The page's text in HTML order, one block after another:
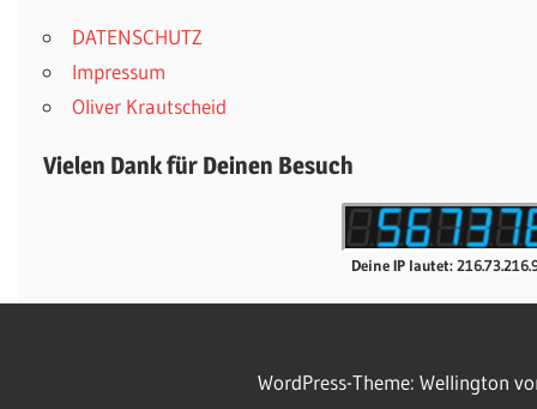
DATENSCHUTZ
Impressum
Oliver Krautscheid
Vielen Dank für Deinen Besuch
Deine IP lautet:
WordPress-Theme: Wellington